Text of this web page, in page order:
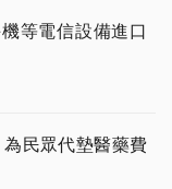
等電信設備進口
民眾代墊醫藥費